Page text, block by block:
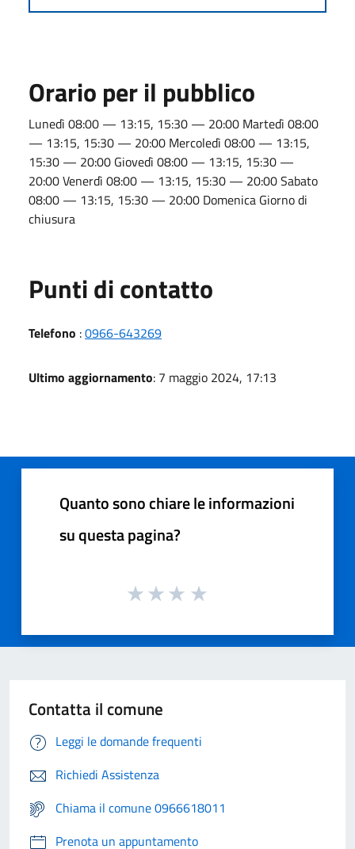
Orario per il pubblico
Lunedì 08:00 — 13:15, 15:30 — 20:00 Martedì 08:00
— 13:15, 15:30 — 20:00 Mercoledì 08:00 — 13:15,
15:30 — 20:00 Giovedì 08:00 — 13:15, 15:30 —
20:00 Venerdì 08:00 — 13:15, 15:30 — 20:00 Sabato
08:00 — 13:15, 15:30 — 20:00 Domenica Giorno di
chiusura
Punti di contatto
Telefono :0966-643269
Ultimo aggiornamento: 7 maggio 2024, 17:13
Quanto sono chiare le informazioni
su questa pagina?
Contatta il comune
Leggi le domande frequenti
Richiedi Assistenza
Chiama il comune 0966618011
Prenota un appuntamento